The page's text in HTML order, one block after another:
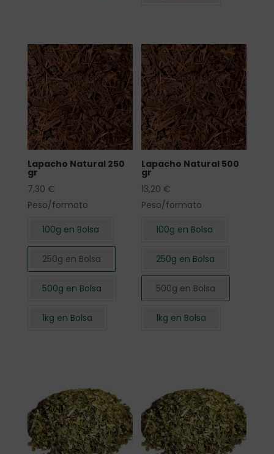
Lapacho Natural 250
gr
7,30 €
Peso/formato
100g en Bolsa
250g en Bolsa
500g en Bolsa
1kg en Bolsa
Lapacho Natural 500
gr
13,20 €
Peso/formato
100g en Bolsa
250g en Bolsa
500g en Bolsa
1kg en Bolsa